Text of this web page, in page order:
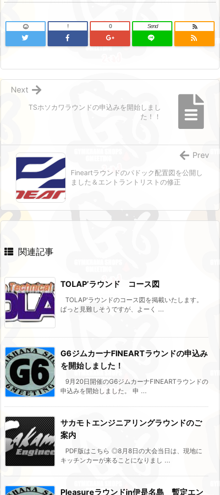
! 0 Send
TSホソカワラウンドの申込みを開始しまし
た！！
Next
Fineartラウンドのパドック配置図を公開し
ました＆エントラントリストの修正
Prev
関連記事
TOLAP’ラウンド コース図
TOLAP'ラウンドのコース図を掲載いたします。
ぱっと見難しそうですが、よーく ...
G6ジムカーナFINEARTラウンドの申込み
を開始しました！
9月20日開催のG6ジムカーナFINEARTラウンドの
申込みを開始しました。 申 ...
サカモトエンジニアリングラウンドのご
案内
PDF版はこちら ◎8月8日の大会当日は、現地に
キッチンカーが来ることになりまし ...
Pleasureラウンドin伊是名島 暫定エン